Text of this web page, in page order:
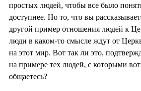
простых людей, чтобы все было
доступнее. Но то, что вы
другой пример отношения людей к
люди в каком-то смысле ждут от
на этот мир. Вот так ли это,
на примере тех людей, с которыми
общаетесь?